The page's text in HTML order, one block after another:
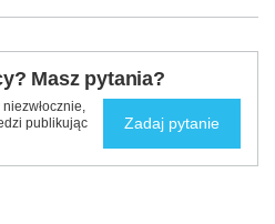
Masz pytania?
publikując
Zadaj pytanie